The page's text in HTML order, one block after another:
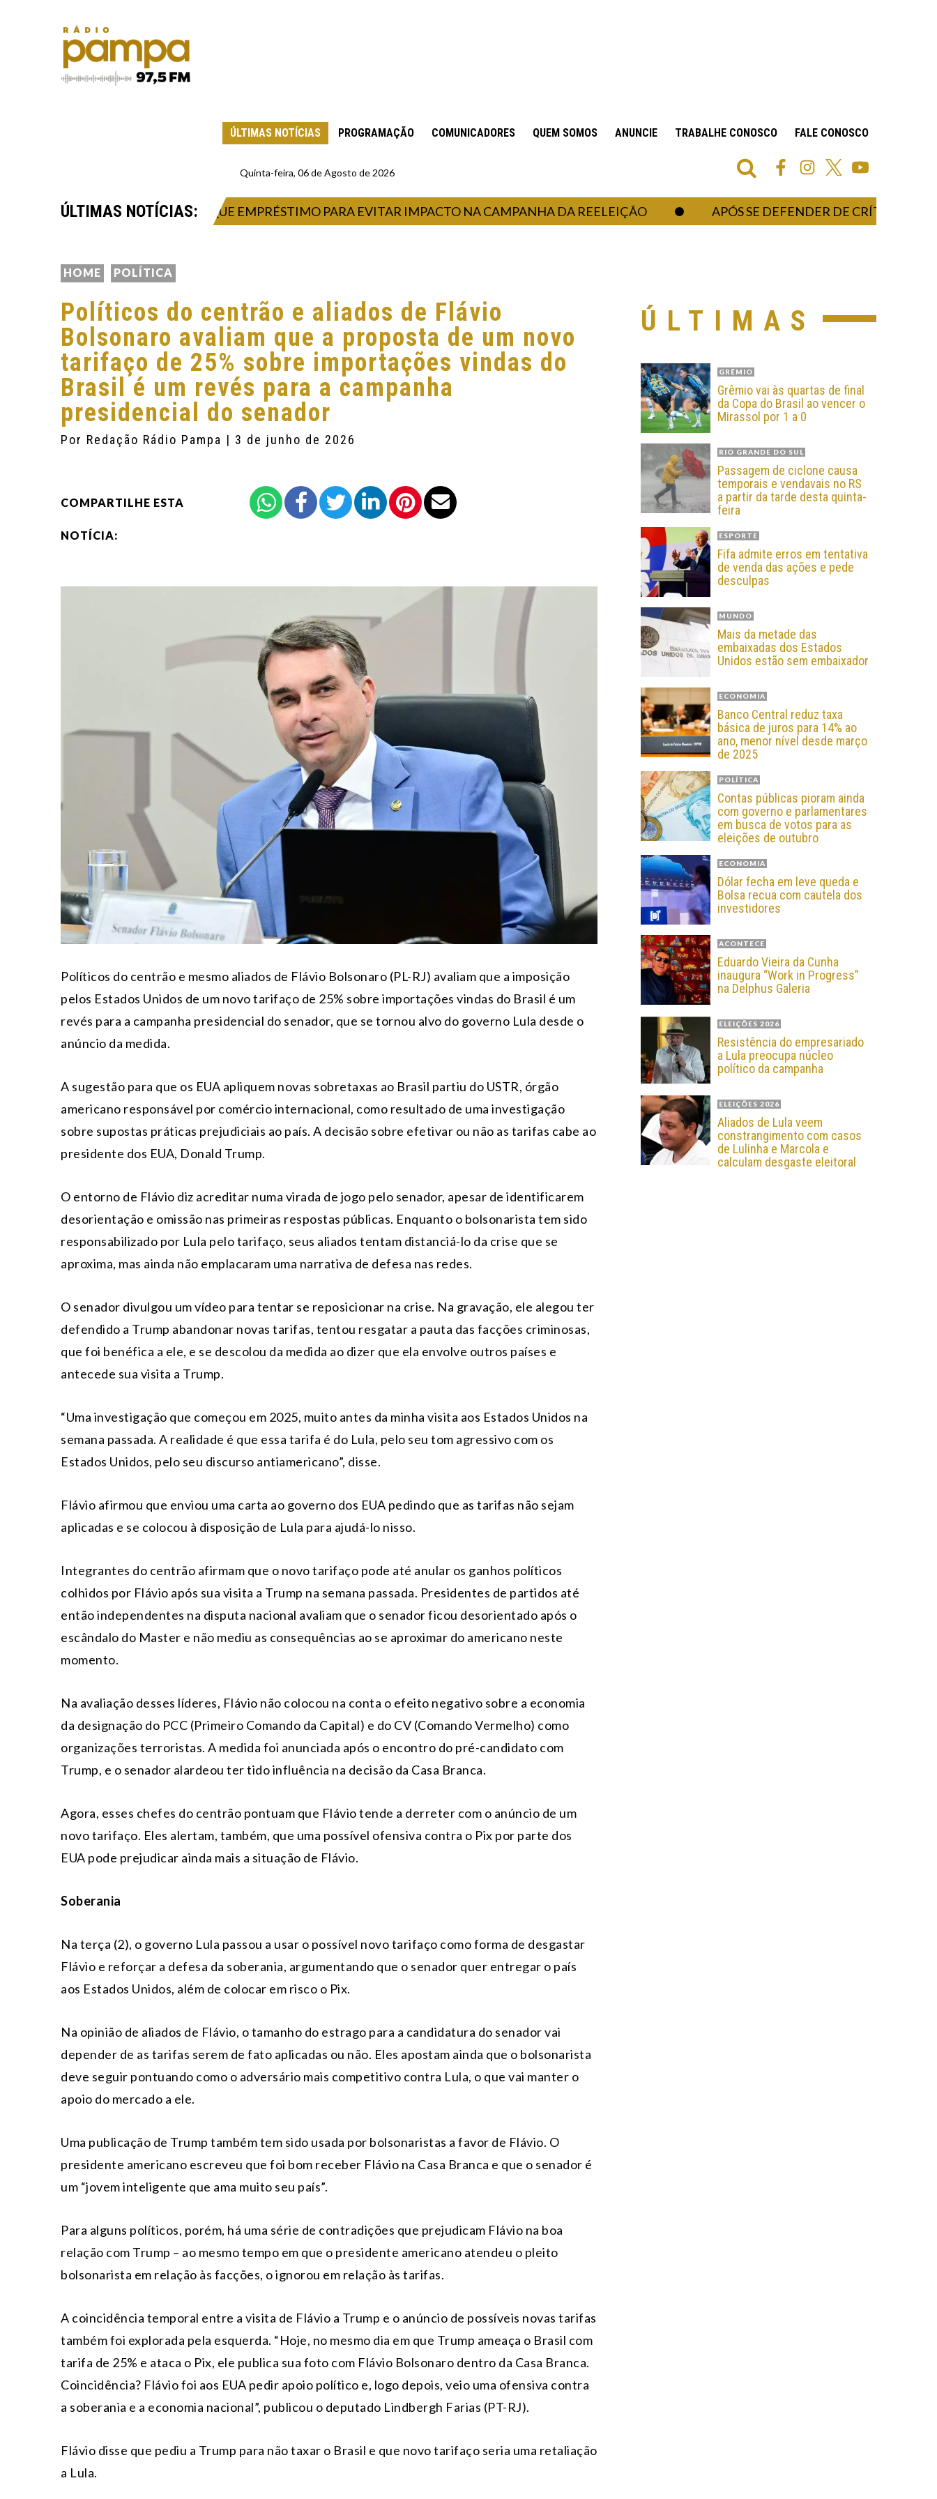
ÚLTIMAS NOTÍCIAS PROGRAMAÇÃO COMUNICADORES QUEM SOMOS ANUNCIE TRABALHE CONOSCO FALE CONOSCO
Quinta-feira, 06 de Agosto de 2026
ÚLTIMAS NOTÍCIAS:
DE GABINETE QUE EXPLIQUE EMPRÉSTIMO PARA EVITAR IMPACTO NA CAMPANHA DA REELEIÇÃO APÓS SE DEFENDER DE CRÍTICAS AO
HOME POLÍTICA
Políticos do centrão e aliados de Flávio
Bolsonaro avaliam que a proposta de um novo
tarifaço de 25% sobre importações vindas do
Brasil é um revés para a campanha
presidencial do senador
Por Redação Rádio Pampa | 3 de junho de 2026
COMPARTILHE ESTA
NOTÍCIA:
Políticos do centrão e mesmo aliados de Flávio Bolsonaro (PL-RJ) avaliam que a imposição
pelos Estados Unidos de um novo tarifaço de 25% sobre importações vindas do Brasil é um
revés para a campanha presidencial do senador, que se tornou alvo do governo Lula desde o
anúncio da medida.
A sugestão para que os EUA apliquem novas sobretaxas ao Brasil partiu do USTR, órgão
americano responsável por comércio internacional, como resultado de uma investigação
sobre supostas práticas prejudiciais ao país. A decisão sobre efetivar ou não as tarifas cabe ao
presidente dos EUA, Donald Trump.
O entorno de Flávio diz acreditar numa virada de jogo pelo senador, apesar de identificarem
desorientação e omissão nas primeiras respostas públicas. Enquanto o bolsonarista tem sido
responsabilizado por Lula pelo tarifaço, seus aliados tentam distanciá-lo da crise que se
aproxima, mas ainda não emplacaram uma narrativa de defesa nas redes.
O senador divulgou um vídeo para tentar se reposicionar na crise. Na gravação, ele alegou ter
defendido a Trump abandonar novas tarifas, tentou resgatar a pauta das facções criminosas,
que foi benéfica a ele, e se descolou da medida ao dizer que ela envolve outros países e
antecede sua visita a Trump.
“Uma investigação que começou em 2025, muito antes da minha visita aos Estados Unidos na
semana passada. A realidade é que essa tarifa é do Lula, pelo seu tom agressivo com os
Estados Unidos, pelo seu discurso antiamericano”, disse.
Flávio afirmou que enviou uma carta ao governo dos EUA pedindo que as tarifas não sejam
aplicadas e se colocou à disposição de Lula para ajudá-lo nisso.
Integrantes do centrão afirmam que o novo tarifaço pode até anular os ganhos políticos
colhidos por Flávio após sua visita a Trump na semana passada. Presidentes de partidos até
então independentes na disputa nacional avaliam que o senador ficou desorientado após o
escândalo do Master e não mediu as consequências ao se aproximar do americano neste
momento.
Na avaliação desses líderes, Flávio não colocou na conta o efeito negativo sobre a economia
da designação do PCC (Primeiro Comando da Capital) e do CV (Comando Vermelho) como
organizações terroristas. A medida foi anunciada após o encontro do pré-candidato com
Trump, e o senador alardeou ter tido influência na decisão da Casa Branca.
Agora, esses chefes do centrão pontuam que Flávio tende a derreter com o anúncio de um
novo tarifaço. Eles alertam, também, que uma possível ofensiva contra o Pix por parte dos
EUA pode prejudicar ainda mais a situação de Flávio.
Soberania
Na terça (2), o governo Lula passou a usar o possível novo tarifaço como forma de desgastar
Flávio e reforçar a defesa da soberania, argumentando que o senador quer entregar o país
aos Estados Unidos, além de colocar em risco o Pix.
Na opinião de aliados de Flávio, o tamanho do estrago para a candidatura do senador vai
depender de as tarifas serem de fato aplicadas ou não. Eles apostam ainda que o bolsonarista
deve seguir pontuando como o adversário mais competitivo contra Lula, o que vai manter o
apoio do mercado a ele.
Uma publicação de Trump também tem sido usada por bolsonaristas a favor de Flávio. O
presidente americano escreveu que foi bom receber Flávio na Casa Branca e que o senador é
um “jovem inteligente que ama muito seu país”.
Para alguns políticos, porém, há uma série de contradições que prejudicam Flávio na boa
relação com Trump – ao mesmo tempo em que o presidente americano atendeu o pleito
bolsonarista em relação às facções, o ignorou em relação às tarifas.
A coincidência temporal entre a visita de Flávio a Trump e o anúncio de possíveis novas tarifas
também foi explorada pela esquerda. “Hoje, no mesmo dia em que Trump ameaça o Brasil com
tarifa de 25% e ataca o Pix, ele publica sua foto com Flávio Bolsonaro dentro da Casa Branca.
Coincidência? Flávio foi aos EUA pedir apoio político e, logo depois, veio uma ofensiva contra
a soberania e a economia nacional”, publicou o deputado Lindbergh Farias (PT-RJ).
Flávio disse que pediu a Trump para não taxar o Brasil e que novo tarifaço seria uma retaliação
a Lula.
ÚLTIMAS
GRÊMIO
Grêmio vai às quartas de final
da Copa do Brasil ao vencer o
Mirassol por 1 a 0
RIO GRANDE DO SUL
Passagem de ciclone causa
temporais e vendavais no RS
a partir da tarde desta quinta-
feira
ESPORTE
Fifa admite erros em tentativa
de venda das ações e pede
desculpas
MUNDO
Mais da metade das
embaixadas dos Estados
Unidos estão sem embaixador
ECONOMIA
Banco Central reduz taxa
básica de juros para 14% ao
ano, menor nível desde março
de 2025
POLÍTICA
Contas públicas pioram ainda
com governo e parlamentares
em busca de votos para as
eleições de outubro
ECONOMIA
Dólar fecha em leve queda e
Bolsa recua com cautela dos
investidores
ACONTECE
Eduardo Vieira da Cunha
inaugura “Work in Progress”
na Delphus Galeria
ELEIÇÕES 2026
Resistência do empresariado
a Lula preocupa núcleo
político da campanha
ELEIÇÕES 2026
Aliados de Lula veem
constrangimento com casos
de Lulinha e Marcola e
calculam desgaste eleitoral